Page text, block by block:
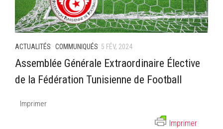
ACTUALITÉS · COMMUNIQUÉS 5 FÉV, 2024
Assemblée Générale Extraordinaire Élective
de la Fédération Tunisienne de Football
Imprimer
Imprimer